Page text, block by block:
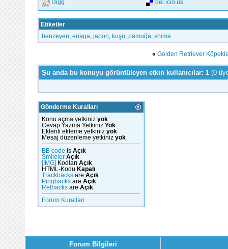
Digg del.icio.us
Etiketler
benzeyen enaga japon kuşu pamuğa shima
« Golden Retriever
Şu anda bu konuyu görüntüleyen etkin kullanıcılar: 1 (0
Gönderme Kuralları
Konu açma yetkiniz yok
Cevap Yazma Yetkiniz Yok
Eklenti ekleme yetkiniz yok
Mesaj düzenleme yetkiniz yok
BB code is Açık
Smileler Açık
[IMG] Kodları Açık
HTML-Kodu Kapalı
Trackbacks are Açık
Pingbacks are Açık
Refbacks are Açık
Forum Kuralları
Forum Bilgileri